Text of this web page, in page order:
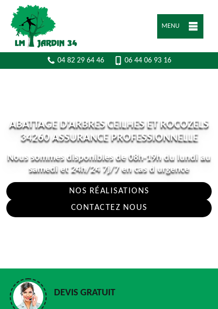
MENU
04 82 29 64 46 06 44 06 93 16
ABATTAGE D'ARBRES CEILHES ET ROCOZELS
34260 ASSURANCE PROFESSIONNELLE
Nous sommes disponibles de 08h-19h du lundi au
samedi et 24h/24 7j/7 en cas d urgence
NOS RÉALISATIONS
CONTACTEZ NOUS
DEVIS GRATUIT